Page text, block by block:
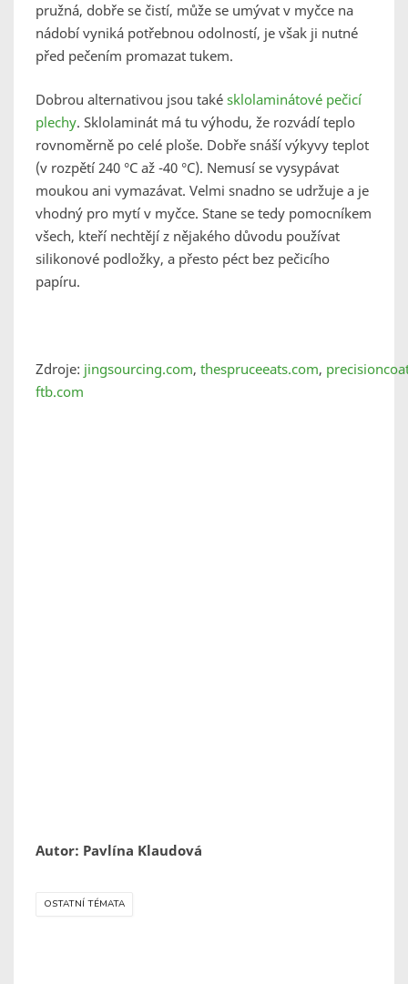
pružná, dobře se čistí, může se umývat v myčce na
nádobí vyniká potřebnou odolností, je však ji nutné
před pečením promazat tukem.
Dobrou alternativou jsou také sklolaminátové pečicí
plechy. Sklolaminát má tu výhodu, že rozvádí teplo
rovnoměrně po celé ploše. Dobře snáší výkyvy teplot
(v rozpětí 240 °C až -40 °C). Nemusí se vysypávat
moukou ani vymazávat. Velmi snadno se udržuje a je
vhodný pro mytí v myčce. Stane se tedy pomocníkem
všech, kteří nechtějí z nějakého důvodu používat
silikonové podložky, a přesto péct bez pečicího
papíru.
Zdroje: jingsourcing.com, thespruceeats.com,
ftb.com
Autor: Pavlína Klaudová
OSTATNÍ TÉMATA